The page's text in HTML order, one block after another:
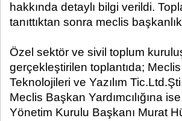
hakkında detaylı bilgi verildi.
tanıttıktan sonra meclis
Özel sektör ve sivil toplum
gerçekleştirilen toplantıda;
Teknolojileri ve Yazılım
Meclis Başkan Yardımcılığına
Yönetim Kurulu Başkanı Murat